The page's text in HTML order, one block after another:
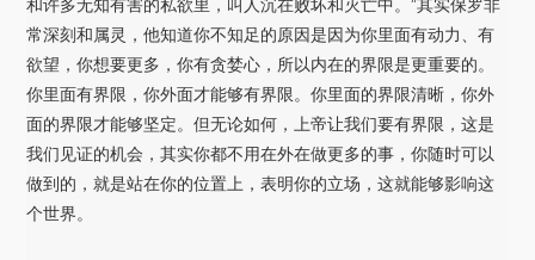
和许多无知有害的私欲里，叫人沉在败坏和灭亡中。”其实保罗非
常深刻和属灵，他知道你不知足的原因是因为你里面有动力、有
欲望，你想要更多，你有贪婪心，所以内在的界限是更重要的。
你里面有界限，你外面才能够有界限。你里面的界限清晰，你外
面的界限才能够坚定。但无论如何，上帝让我们要有界限，这是
我们见证的机会，其实你都不用在外在做更多的事，你随时可以
做到的，就是站在你的位置上，表明你的立场，这就能够影响这
个世界。